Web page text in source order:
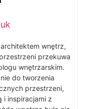
wnętrz,
przekuwa
wnętrzarskim.
do tworzenia
przestrzeni,
i inspiracjami z